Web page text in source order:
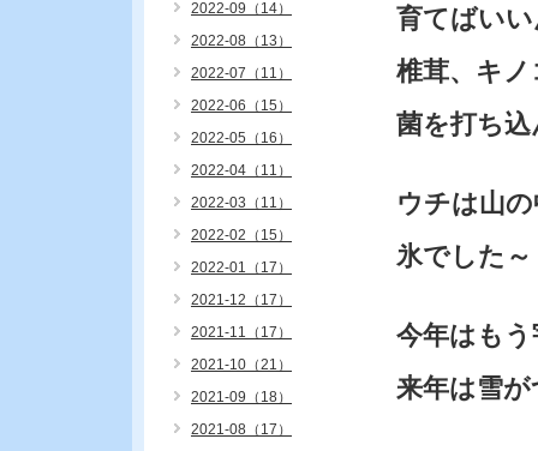
育てばい
椎茸、キ
菌を打ち
ウチは山
氷でした～
今年はも
来年は雪
2022-09（14）
2022-08（13）
2022-07（11）
2022-06（15）
2022-05（16）
2022-04（11）
2022-03（11）
2022-02（15）
2022-01（17）
2021-12（17）
2021-11（17）
2021-10（21）
2021-09（18）
2021-08（17）